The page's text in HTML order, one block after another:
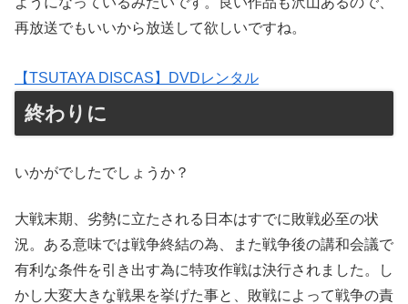
再放送でもいいから放送して欲しいですね。
【TSUTAYA DISCAS】DVDレンタル
終わりに
いかがでしたでしょうか？
大戦末期、劣勢に立たされる日本はすでに敗戦必至の状
況。ある意味では戦争終結の為、また戦争後の講和会議で
有利な条件を引き出す為に特攻作戦は決行されました。し
かし大変大きな戦果を挙げた事と、敗戦によって戦争の責